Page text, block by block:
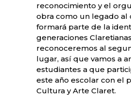
reconocimiento y el
obra como un legado al
formará parte de la
generaciones
reconoceremos al
lugar, así que vamos a
estudiantes a que
este año escolar con el
Cultura y Arte Claret.